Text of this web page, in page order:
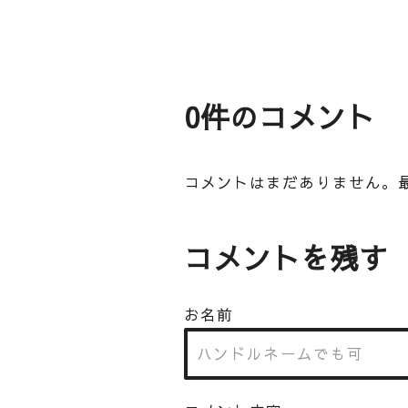
0件のコメント
コメントはまだありません。
コメントを残す
お名前